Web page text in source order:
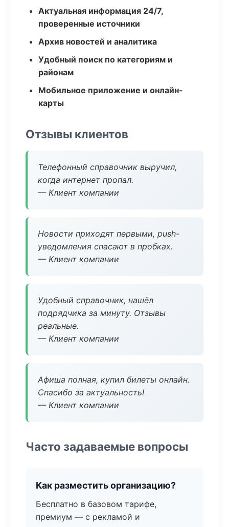
Актуальная информация 24/7,
проверенные источники
Архив новостей и аналитика
Удобный поиск по категориям и
районам
Мобильное приложение и онлайн-
карты
Отзывы клиентов
Телефонный справочник выручил,
когда интернет пропал.
— Клиент компании
Новости приходят первыми, push-
уведомления спасают в пробках.
— Клиент компании
Удобный справочник, нашёл
подрядчика за минуту. Отзывы
реальные.
— Клиент компании
Афиша полная, купил билеты онлайн.
Спасибо за актуальность!
— Клиент компании
Часто задаваемые вопросы
Как разместить организацию?
Бесплатно в базовом тарифе,
премиум — с рекламой и